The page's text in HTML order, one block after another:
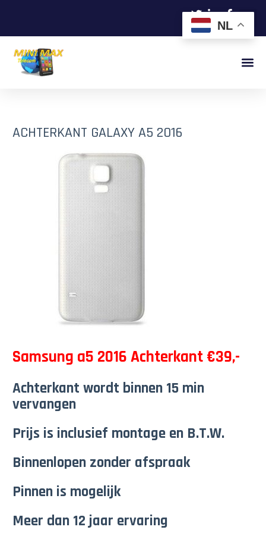
ACHTERKANT GALAXY A5 2016
Samsung a5 2016 Achterkant €39,-
Achterkant wordt binnen 15 min
vervangen
Prijs is inclusief montage en B.T.W.
Binnenlopen zonder afspraak
Pinnen is mogelijk
Meer dan 12 jaar ervaring
NL